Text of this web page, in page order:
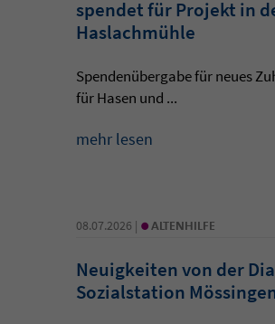
spendet für Projekt in
Haslachmühle
Spendenübergabe für neues
für Hasen und ...
mehr lesen
08.07.2026 | • ALTENHILFE
Neuigkeiten von der
Sozialstation